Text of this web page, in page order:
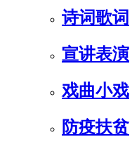
诗词歌词
宣讲表演
戏曲小戏
防疫扶贫